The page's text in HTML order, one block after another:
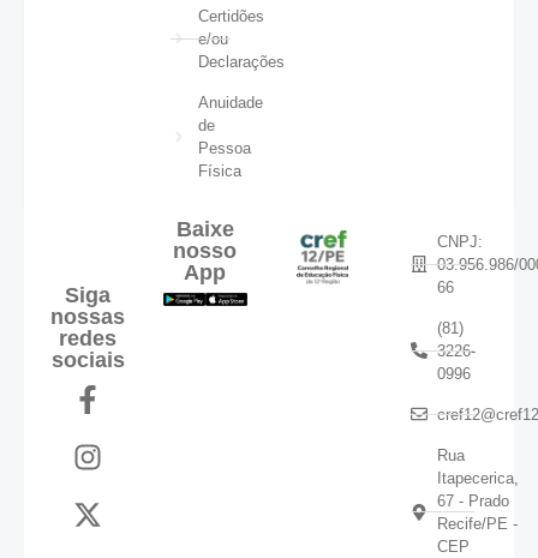
Certidões
e/ou
Declarações
Anuidade
de
Pessoa
Física
Siga
nossas
redes
sociais
Baixe
nosso
App
CNPJ:
03.956.986/
66
(81)
3226-
0996
Rua
Itapecerica,
67 - Prado
Recife/PE -
CEP